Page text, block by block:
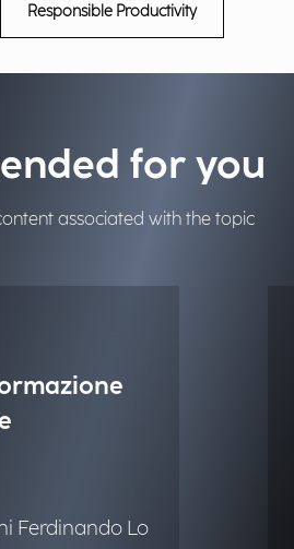
Responsible Productivity
for you
associated with the topic
Ferdinando Lo